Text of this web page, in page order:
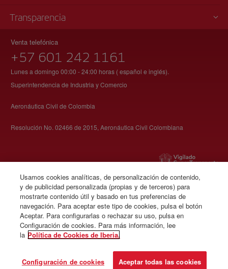
Transparencia
Venta telefónica
+57 601 242 1161
Lunes a domingo 00:00 - 24:00 horas ( español e inglés).
Superintendencia de Industria y Comercio
Aeronáutica Civil de Colombia
Resolución No. 02466 de 2015, Aeronáutica Civil Colombiana
© Iberia 2026
Usamos cookies analíticas, de personalización de contenido,
y de publicidad personalizada (propias y de terceros) para
mostrarte contenido útil y basado en tus preferencias de
navegación. Para aceptar este tipo de cookies, pulsa el botón
Aceptar. Para configurarlas o rechazar su uso, pulsa en
Configuración de cookies. Para más información, lee
la Política de Cookies de Iberia.
Configuración de cookies Aceptar todas las cookies